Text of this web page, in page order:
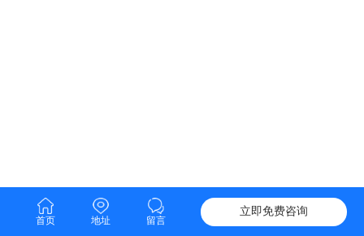
首页 地址 留言
立即免费咨询